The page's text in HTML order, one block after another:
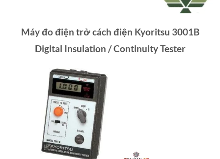
Máy đo điện trở cách điện Kyoritsu 3001B
Digital Insulation / Continuity Tester